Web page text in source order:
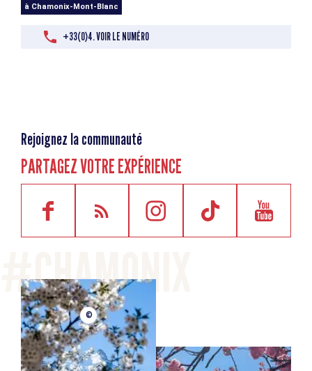
à Chamonix-Mont-Blanc
+33(0)4. VOIR LE NUMÉRO
Rejoignez la communauté
PARTAGEZ VOTRE EXPÉRIENCE
©